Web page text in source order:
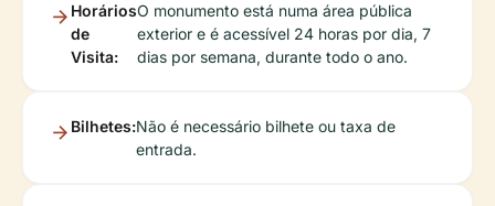
Horários
de
Visita:
O monumento está numa área pública
exterior e é acessível 24 horas por dia, 7
dias por semana, durante todo o ano.
Bilhetes:Não é necessário bilhete ou taxa de
entrada.